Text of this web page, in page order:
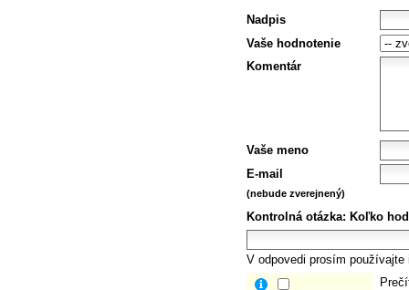
Nadpis
Vaše hodnotenie
Komentár
Vaše meno
E-mail
(nebude zverejnený)
Kontrolná otázka: Koľko
V odpovedi prosím